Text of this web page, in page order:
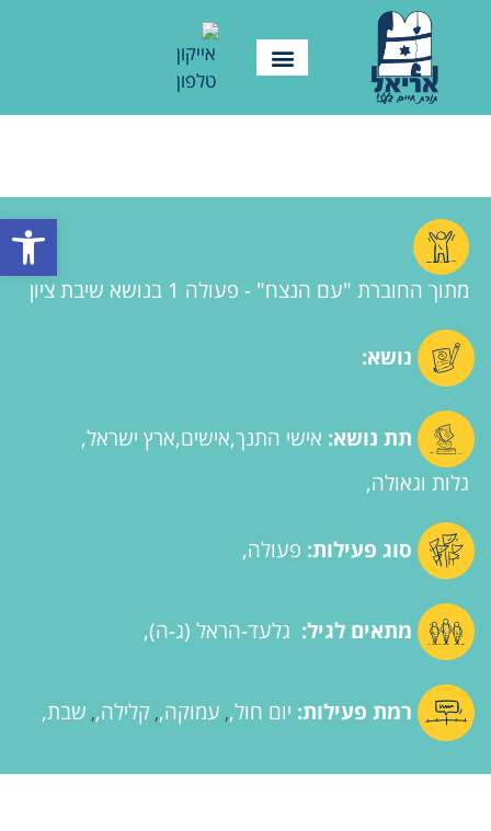
פתח
מתוך החוברת "עם הנצח" - פעולה 1 בנושא שיבת ציון
נושא:
תת נושא: אישי התנך אישים ארץ ישראל
גלות וגאולה
סוג פעילות: פעולה
מתאים לגיל: גלעד-הראל (ג-ה)
רמת פעילות: יום חול , עמוקה , קלילה , שבת